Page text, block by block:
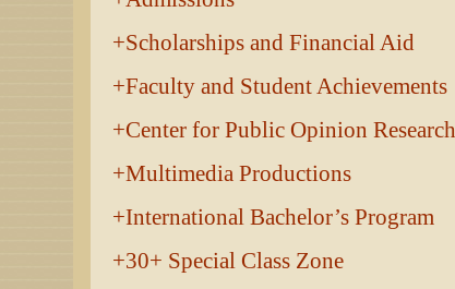
Scholarships and Financial Aid
Faculty and Student Achievements
Center for Public Opinion Research
Multimedia Productions
International Bachelor’s Program
30+ Special Class Zone